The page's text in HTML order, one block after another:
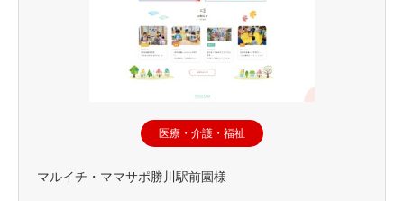
医療・介護・福祉
マルイチ・ママサポ勝川駅前園様